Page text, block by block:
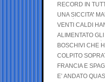
RECORD IN
UNA SICCITA’
VENTI CALDI
ALIMENTATO GLI
BOSCHIVI CHE
COLPITO
FRANCIA E
E’ ANDATO